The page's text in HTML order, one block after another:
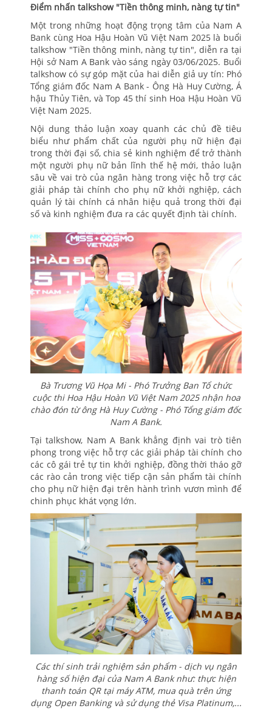
Điểm nhấn talkshow "Tiền thông minh, nàng tự tin"
Một trong những hoạt động trọng tâm của Nam A
Bank cùng Hoa Hậu Hoàn Vũ Việt Nam 2025 là buổi
talkshow "Tiền thông minh, nàng tự tin", diễn ra tại
Hội sở Nam A Bank vào sáng ngày 03/06/2025. Buổi
talkshow có sự góp mặt của hai diễn giả uy tín: Phó
Tổng giám đốc Nam A Bank - Ông Hà Huy Cường, Á
hậu Thủy Tiên, và Top 45 thí sinh Hoa Hậu Hoàn Vũ
Việt Nam 2025.
Nội dung thảo luận xoay quanh các chủ đề tiêu
biểu như phẩm chất của người phụ nữ hiện đại
trong thời đại số, chia sẻ kinh nghiệm để trở thành
một người phụ nữ bản lĩnh thế hệ mới, thảo luận
sâu về vai trò của ngân hàng trong việc hỗ trợ các
giải pháp tài chính cho phụ nữ khởi nghiệp, cách
quản lý tài chính cá nhân hiệu quả trong thời đại
số và kinh nghiệm đưa ra các quyết định tài chính.
Bà Trương Vũ Họa Mi - Phó Trưởng Ban Tổ chức
cuộc thi Hoa Hậu Hoàn Vũ Việt Nam 2025 nhận hoa
chào đón từ ông Hà Huy Cường - Phó Tổng giám đốc
Nam A Bank.
Tại talkshow, Nam A Bank khẳng định vai trò tiên
phong trong việc hỗ trợ các giải pháp tài chính cho
các cô gái trẻ tự tin khởi nghiệp, đồng thời tháo gỡ
các rào cản trong việc tiếp cận sản phẩm tài chính
cho phụ nữ hiện đại trên hành trình vươn mình để
chinh phục khát vọng lớn.
Các thí sinh trải nghiệm sản phẩm - dịch vụ ngân
hàng số hiện đại của Nam A Bank như: thực hiện
thanh toán QR tại máy ATM, mua quà trên ứng
dụng Open Banking và sử dụng thẻ Visa Platinum,...